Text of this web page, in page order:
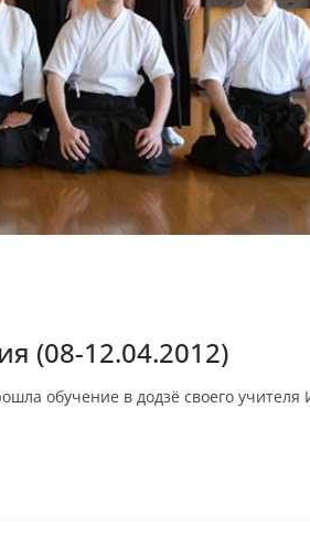
(08-12.04.2012)
обучение в додзё своего учителя